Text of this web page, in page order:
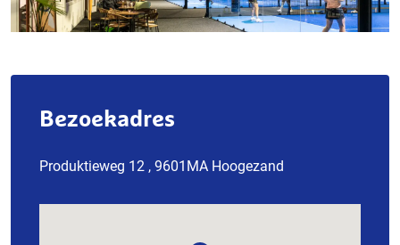
Bezoekadres
Produktieweg 12 , 9601MA Hoogezand